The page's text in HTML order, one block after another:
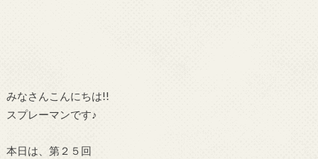
みなさんこんにちは!!
スプレーマンです♪
本日は、第２５回